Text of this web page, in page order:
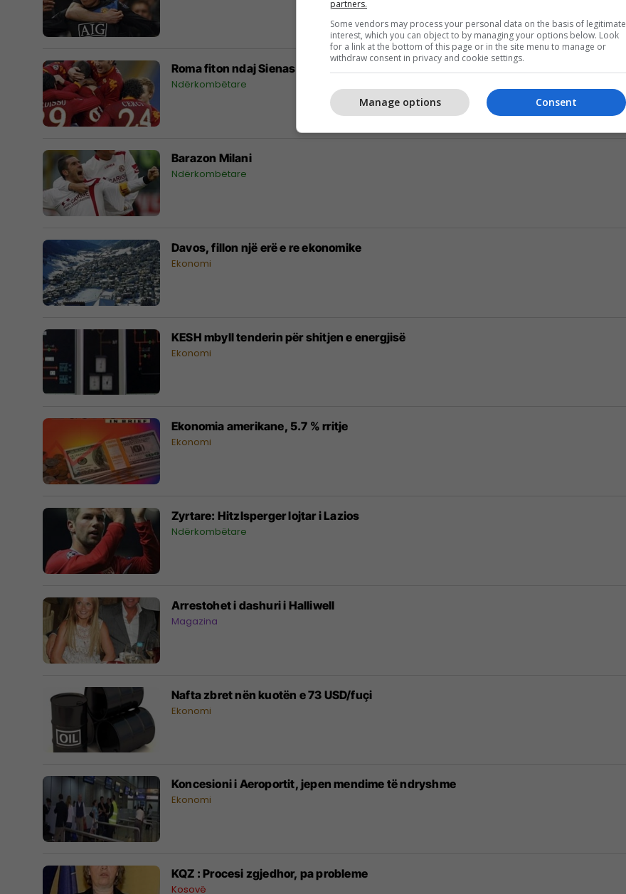
Roma fiton ndaj Sienas
Ndërkombëtare
Barazon Milani
Ndërkombëtare
Davos, fillon një erë e re ekonomike
Ekonomi
KESH mbyll tenderin për shitjen e energjisë
Ekonomi
Ekonomia amerikane, 5.7 % rritje
Ekonomi
Zyrtare: Hitzlsperger lojtar i Lazios
Ndërkombëtare
Arrestohet i dashuri i Halliwell
Magazina
Nafta zbret nën kuotën e 73 USD/fuçi
Ekonomi
Koncesioni i Aeroportit, jepen mendime të ndryshme
Ekonomi
KQZ : Procesi zgjedhor, pa probleme
Kosovë
partners.
Some vendors may process your personal data on the basis of legitimate
interest, which you can object to by managing your options below. Look
for a link at the bottom of this page or in the site menu to manage or
withdraw consent in privacy and cookie settings.
Consent
Manage options